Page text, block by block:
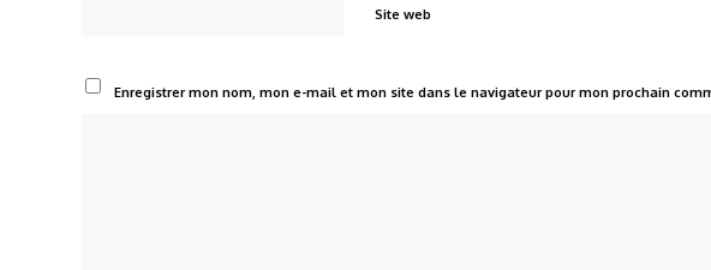
Site web
Enregistrer mon nom, mon e-mail et mon site dans le navigateur pour mon prochain